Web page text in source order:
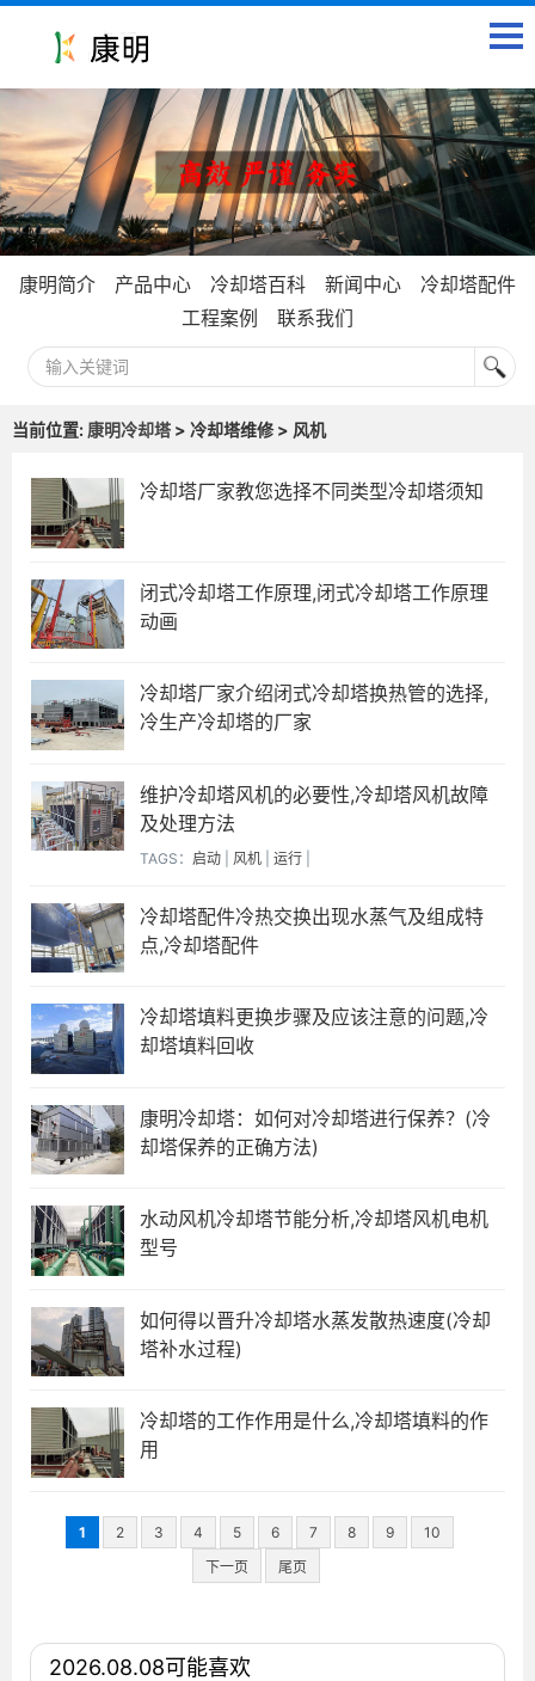
康明简介 产品中心 冷却塔百科 新闻中心
冷却塔配件
工程案例
联系我们
当前位置: 康明冷却塔> 冷却塔维修 > 风机
冷却塔厂家教您选择不同类型冷却塔须知
闭式冷却塔工作原理,闭式冷却塔工作原理
动画
冷却塔厂家介绍闭式冷却塔换热管的选择,
冷生产冷却塔的厂家
维护冷却塔风机的必要性,冷却塔风机故障
及处理方法
TAGS： 启动 风机 运行
冷却塔配件冷热交换出现水蒸气及组成特
点,冷却塔配件
冷却塔填料更换步骤及应该注意的问题,冷
却塔填料回收
康明冷却塔：如何对冷却塔进行保养？(冷
却塔保养的正确方法)
水动风机冷却塔节能分析,冷却塔风机电机
型号
如何得以晋升冷却塔水蒸发散热速度(冷却
塔补水过程)
冷却塔的工作作用是什么,冷却塔填料的作
用
1 2 3 4 5 6 7 8 9
10
下一页
尾页
2026.08.08可能喜欢